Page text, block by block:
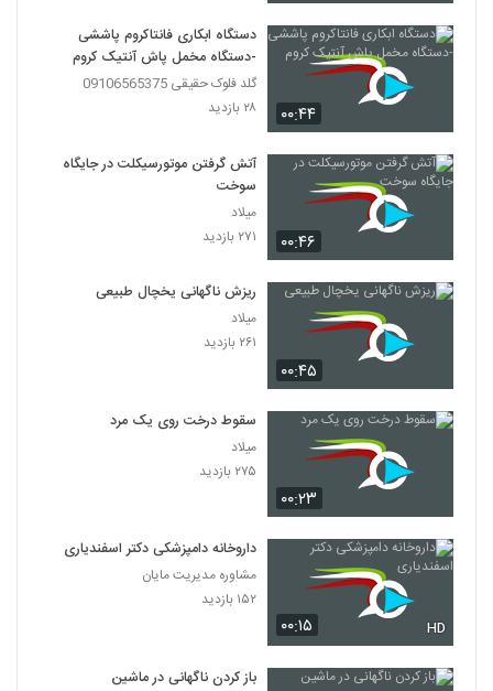
۰۰:۴۴
دستگاه ابکاری فانتاکروم پاششی
-دستگاه مخمل پاش آنتیک کروم
گلد فلوک حقیقی 09106565375
۲۸ بازدید
۰۰:۴۶
آتش گرفتن موتورسیکلت در جایگاه
سوخت
میلاد
۲۷۱ بازدید
۰۰:۴۵
ریزش ناگهانی یخچال طبیعی
میلاد
۲۶۱ بازدید
۰۰:۲۳
سقوط درخت روی یک مرد
میلاد
۲۷۵ بازدید
۰۰:۱۵ HD
داروخانه دامپزشکی دکتر اسفندیاری
مشاوره مدیریت مایان
۱۵۲ بازدید
باز کردن ناگهانی در ماشین